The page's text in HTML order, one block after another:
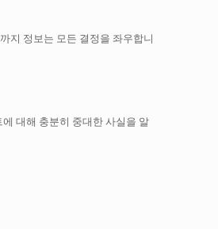
지 정보는 모든 결정을 좌우합니
대해 충분히 중대한 사실을 알